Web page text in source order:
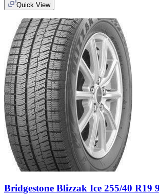
Quick View
Bridgestone Blizzak Ice 255/40 R19